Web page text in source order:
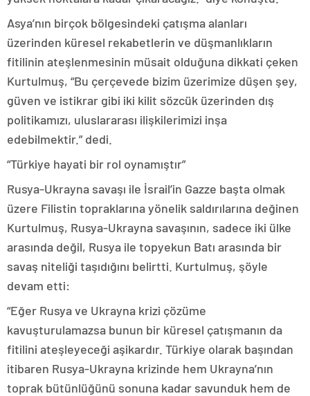
Asya’nın birçok bölgesindeki çatışma alanları
üzerinden küresel rekabetlerin ve düşmanlıkların
fitilinin ateşlenmesinin müsait olduğuna dikkati çeken
Kurtulmuş, “Bu çerçevede bizim üzerimize düşen şey,
güven ve istikrar gibi iki kilit sözcük üzerinden dış
politikamızı, uluslararası ilişkilerimizi inşa
edebilmektir.” dedi.
“Türkiye hayati bir rol oynamıştır”
Rusya-Ukrayna savaşı ile İsrail’in Gazze başta olmak
üzere Filistin topraklarına yönelik saldırılarına değinen
Kurtulmuş, Rusya-Ukrayna savaşının, sadece iki ülke
arasında değil, Rusya ile topyekun Batı arasında bir
savaş niteliği taşıdığını belirtti. Kurtulmuş, şöyle
devam etti:
“Eğer Rusya ve Ukrayna krizi çözüme
kavuşturulamazsa bunun bir küresel çatışmanın da
fitilini ateşleyeceği aşikardır. Türkiye olarak başından
itibaren Rusya-Ukrayna krizinde hem Ukrayna’nın
toprak bütünlüğünü sonuna kadar savunduk hem de